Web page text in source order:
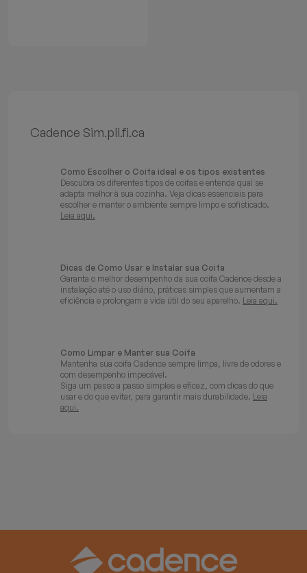
Cadence Sim.pli.fi.ca
Como Escolher o Coifa ideal e os tipos existentes
Descubra os diferentes tipos de coifas e entenda qual se
adapta melhor à sua cozinha. Veja dicas essenciais para
escolher e manter o ambiente sempre limpo e sofisticado.
Leia aqui.
Dicas de Como Usar e Instalar sua Coifa
Garanta o melhor desempenho da sua coifa Cadence desde a
instalação até o uso diário, práticas simples que aumentam a
eficiência e prolongam a vida útil do seu aparelho. Leia aqui.
Como Limpar e Manter sua Coifa
Mantenha sua coifa Cadence sempre limpa, livre de odores e
com desempenho impecável.
Siga um passo a passo simples e eficaz, com dicas do que
usar e do que evitar, para garantir mais durabilidade. Leia
aqui.